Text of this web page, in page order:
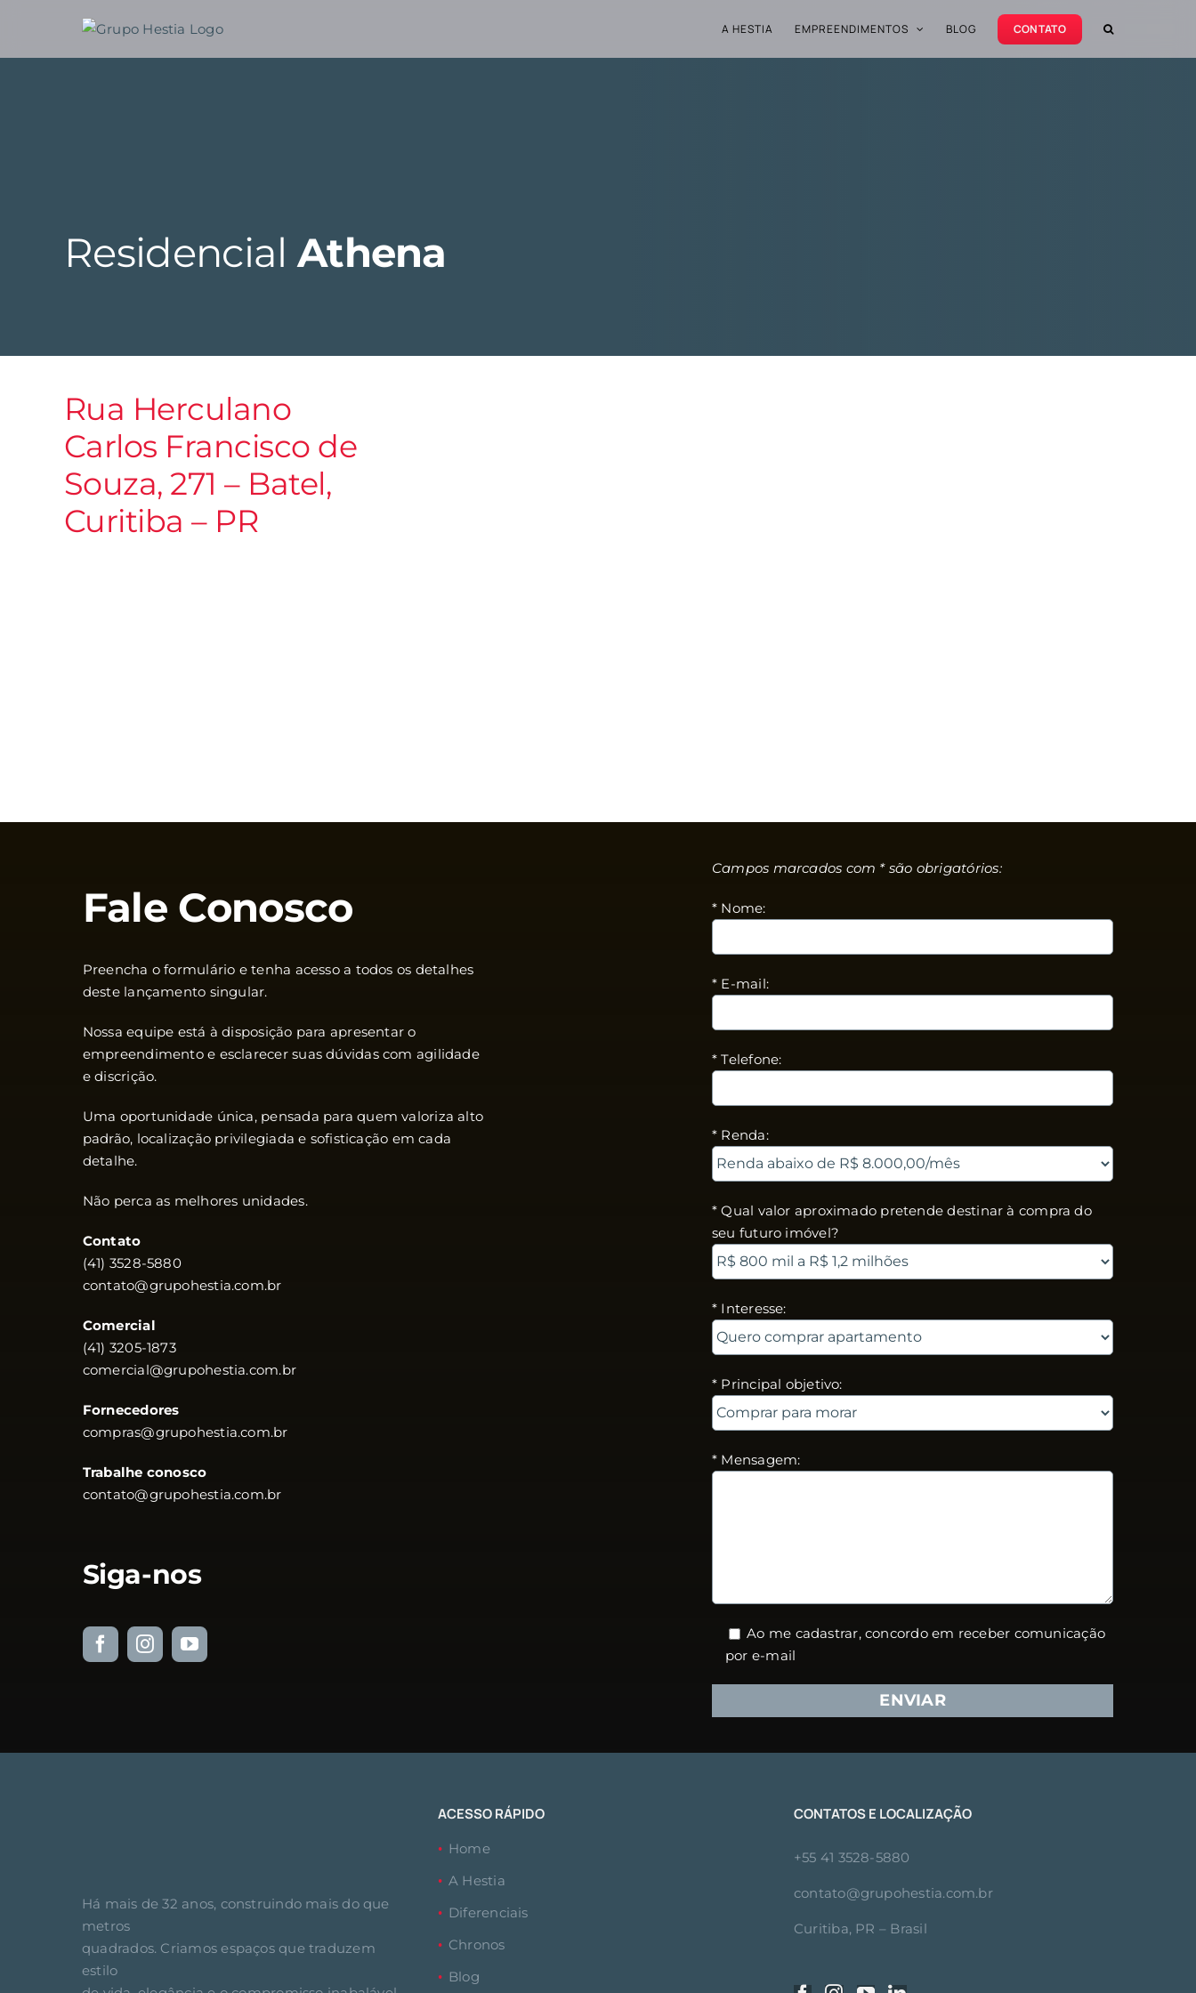
o
A HESTIA EMPREENDIMENTOS BLOG CONTATO
ResidencialAthena
Rua Herculano
Carlos Francisco de
Souza, 271 – Batel,
Curitiba – PR
Fale Conosco
Preencha o formulário e tenha acesso a todos os detalhes
deste lançamento singular.
Nossa equipe está à disposição para apresentar o
empreendimento e esclarecer suas dúvidas com agilidade
e discrição.
Uma oportunidade única, pensada para quem valoriza alto
padrão, localização privilegiada e sofisticação em cada
detalhe.
Não perca as melhores unidades.
Contato
(41) 3528-5880
contato@grupohestia.com.br
Comercial
(41) 3205-1873
comercial@grupohestia.com.br
Fornecedores
compras@grupohestia.com.br
Trabalhe conosco
contato@grupohestia.com.br
Siga-nos
Campos marcados com * são obrigatórios:
* Nome:
* E-mail:
* Telefone:
* Renda:
* Qual valor aproximado pretende destinar à compra do
seu futuro imóvel?
* Interesse:
* Principal objetivo:
* Mensagem:
Ao me cadastrar, concordo em receber comunicação
por e-mail
Há mais de 32 anos, construindo mais do que
metros
quadrados. Criamos espaços que traduzem
estilo
ACESSO RÁPIDO
Home
A Hestia
Diferenciais
Chronos
Blog
CONTATOS E LOCALIZAÇÃO
+55 41 3528-5880
contato@grupohestia.com.br
Curitiba, PR – Brasil